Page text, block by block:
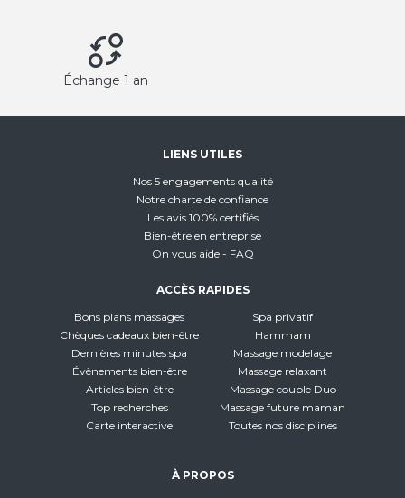
Échange 1 an
LIENS UTILES
Nos 5 engagements qualité
Notre charte de confiance
Les avis 100% certifiés
Bien-être en entreprise
On vous aide - FAQ
ACCÈS RAPIDES
Bons plans massages
Chèques cadeaux bien-être
Dernières minutes spa
Évènements bien-être
Articles bien-être
Top recherches
Carte interactive
Spa privatif
Hammam
Massage modelage
Massage relaxant
Massage couple Duo
Massage future maman
Toutes nos disciplines
À PROPOS